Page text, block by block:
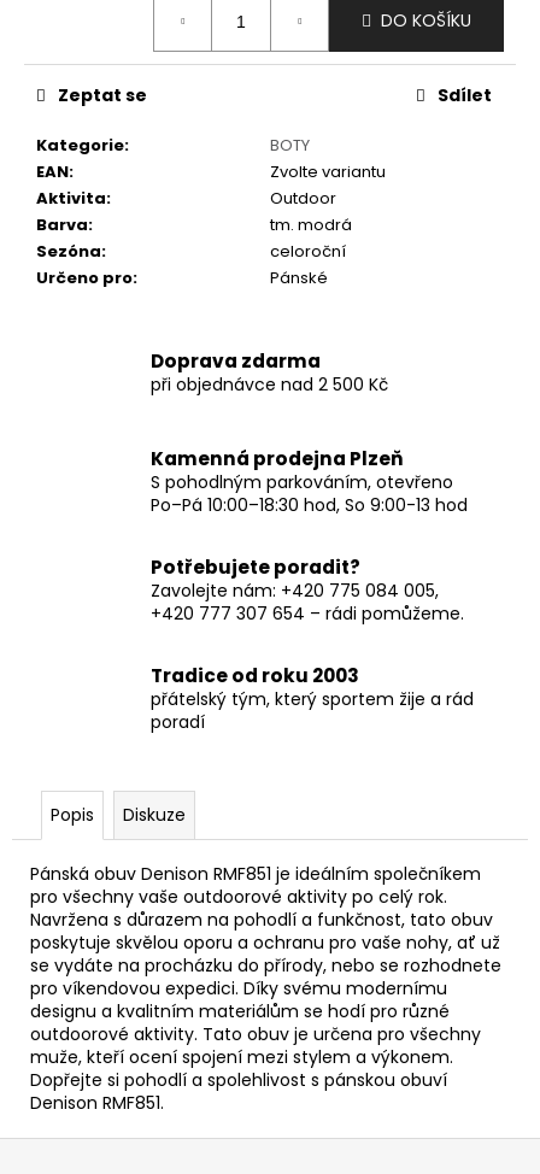
DO KOŠÍKU
Kategorie:
BOTY
EAN:
Zvolte variantu
Aktivita:
Outdoor
Barva:
tm. modrá
Sezóna:
celoroční
Určeno pro: Pánské
Zeptat se Sdílet
Doprava zdarma
při objednávce nad 2 500 Kč
Kamenná prodejna Plzeň
S pohodlným parkováním, otevřeno
Po–Pá 10:00–18:30 hod, So 9:00-13 hod
Potřebujete poradit?
Zavolejte nám: +420 775 084 005,
+420 777 307 654 – rádi pomůžeme.
Tradice od roku 2003
přátelský tým, který sportem žije a rád
poradí
Popis Diskuze
Pánská obuv Denison RMF851 je ideálním společníkem
pro všechny vaše outdoorové aktivity po celý rok.
Navržena s důrazem na pohodlí a funkčnost, tato obuv
poskytuje skvělou oporu a ochranu pro vaše nohy, ať už
se vydáte na procházku do přírody, nebo se rozhodnete
pro víkendovou expedici. Díky svému modernímu
designu a kvalitním materiálům se hodí pro různé
outdoorové aktivity. Tato obuv je určena pro všechny
muže, kteří ocení spojení mezi stylem a výkonem.
Dopřejte si pohodlí a spolehlivost s pánskou obuví
Denison RMF851.
e
Z